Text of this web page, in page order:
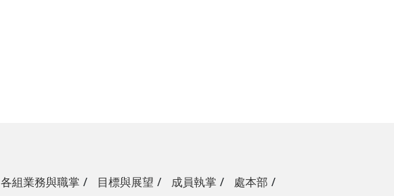
各組業務與職掌 目標與展望 成員執掌
處本部